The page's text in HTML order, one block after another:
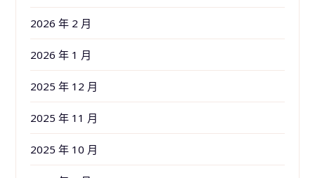
2026 年 2 月
2026 年 1 月
2025 年 12 月
2025 年 11 月
2025 年 10 月